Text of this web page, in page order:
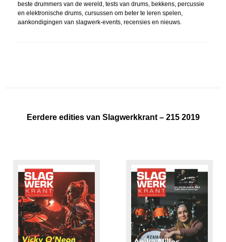
beste drummers van de wereld, tests van drums, bekkens, percussie
en elektronische drums, cursussen om beter te leren spelen,
aankondigingen van slagwerk-events, recensies en nieuws.
Eerdere edities van Slagwerkkrant – 215 2019